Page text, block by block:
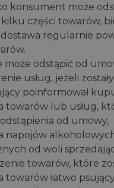
konsument może
kilku części towarów,
dostawa regularnie
może odstąpić od
usług, jeżeli
poinformował
towarów lub usług,
od umowy,
napojów
od woli
towarów, które
towarów łatwo